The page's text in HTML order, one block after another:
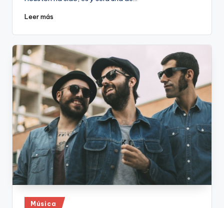
Leer más
Publicado
Música